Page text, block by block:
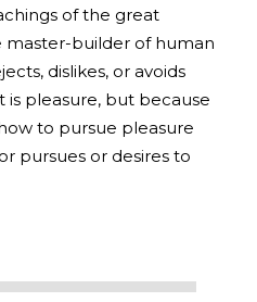
of the great
builder of human
dislikes, or avoids
is pleasure, but because
to pursue pleasure
pursues or desires to